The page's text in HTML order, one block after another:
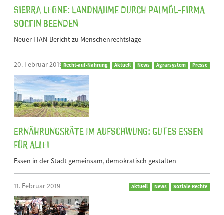
Sierra Leone: Landnahme durch Palmöl-Firma
SOCFIN beenden
Neuer FIAN-Bericht zu Menschenrechtslage
20. Februar 2019Recht-auf-Nahrung Aktuell News Agrarsystem Presse
Ernährungsräte im Aufschwung: Gutes Essen
für alle!
Essen in der Stadt gemeinsam, demokratisch gestalten
11. Februar 2019 Aktuell News Soziale-Rechte